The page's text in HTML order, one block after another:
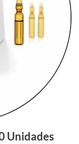
Unidades